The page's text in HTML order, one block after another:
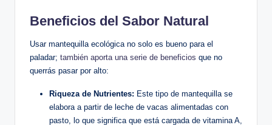
Beneficios del Sabor Natural
Usar mantequilla ecológica no solo es bueno para el
paladar; también aporta una serie de beneficios que no
querrás pasar por alto:
Riqueza de Nutrientes: Este tipo de mantequilla se
elabora a partir de leche de vacas alimentadas con
pasto, lo que significa que está cargada de vitamina A,